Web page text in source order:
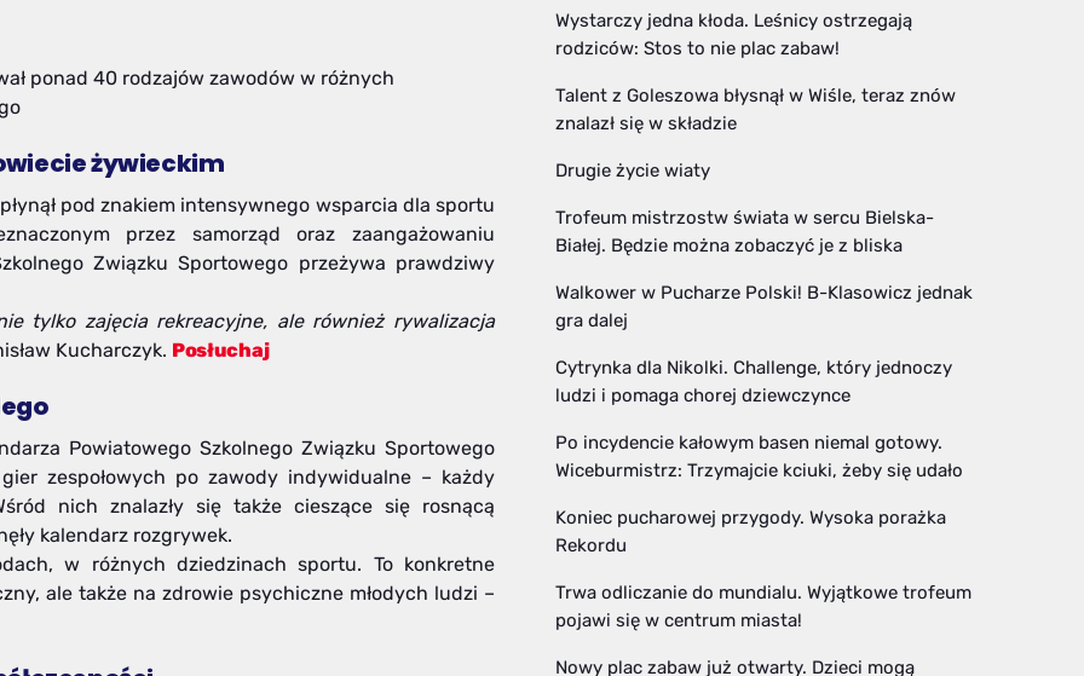
ponad 40 rodzajów zawodów w różnych
żywieckim
pod znakiem intensywnego wsparcia dla sportu
przez samorząd oraz zaangażowaniu
Związku Sportowego przeżywa prawdziwy
tylko zajęcia rekreacyjne, ale również rywalizacja
Kucharczyk. Posłuchaj
Powiatowego Szkolnego Związku Sportowego
zespołowych po zawody indywidualne – każdy
nich znalazły się także cieszące się rosnącą
kalendarz rozgrywek.
w różnych dziedzinach sportu. To konkretne
ale także na zdrowie psychiczne młodych ludzi –
Wystarczy jedna kłoda. Leśnicy ostrzegają
rodziców: Stos to nie plac zabaw!
Talent z Goleszowa błysnął w Wiśle, teraz znów
znalazł się w składzie
Drugie życie wiaty
Trofeum mistrzostw świata w sercu Bielska-
Białej. Będzie można zobaczyć je z bliska
Walkower w Pucharze Polski! B-Klasowicz jednak
gra dalej
Cytrynka dla Nikolki. Challenge, który jednoczy
ludzi i pomaga chorej dziewczynce
Po incydencie kałowym basen niemal gotowy.
Wiceburmistrz: Trzymajcie kciuki, żeby się udało
Koniec pucharowej przygody. Wysoka porażka
Rekordu
Trwa odliczanie do mundialu. Wyjątkowe trofeum
pojawi się w centrum miasta!
Nowy plac zabaw już otwarty. Dzieci mogą